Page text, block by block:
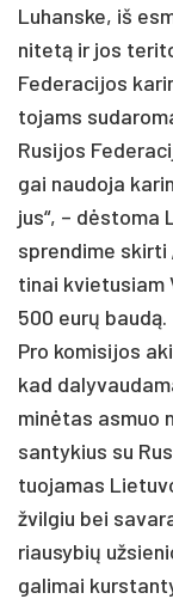
Lu­hans­ke, iš
ni­tetą ir jos
Fe­de­ra­ci­jos
to­jams
Ru­si­jos
gai nau­do­ja
jus“, –
spren­di­me
ti­nai kvie­tu­siam
500 eurų baudą.
Pro ko­mi­si­jos
kad
minė­tas as­muo
san­ty­kius su
tuo­ja­mas
žvil­giu bei
riau­sy­bių
ga­li­mai